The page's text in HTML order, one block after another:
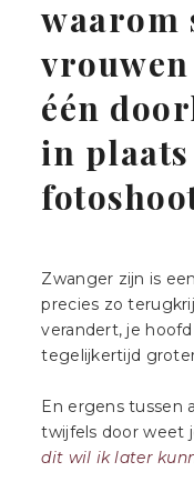
waarom
één
in plaats
Zwanger zijn is
precies zo
verandert, je
tegelijkertijd
En ergens tussen
twijfels door weet
dit wil ik later